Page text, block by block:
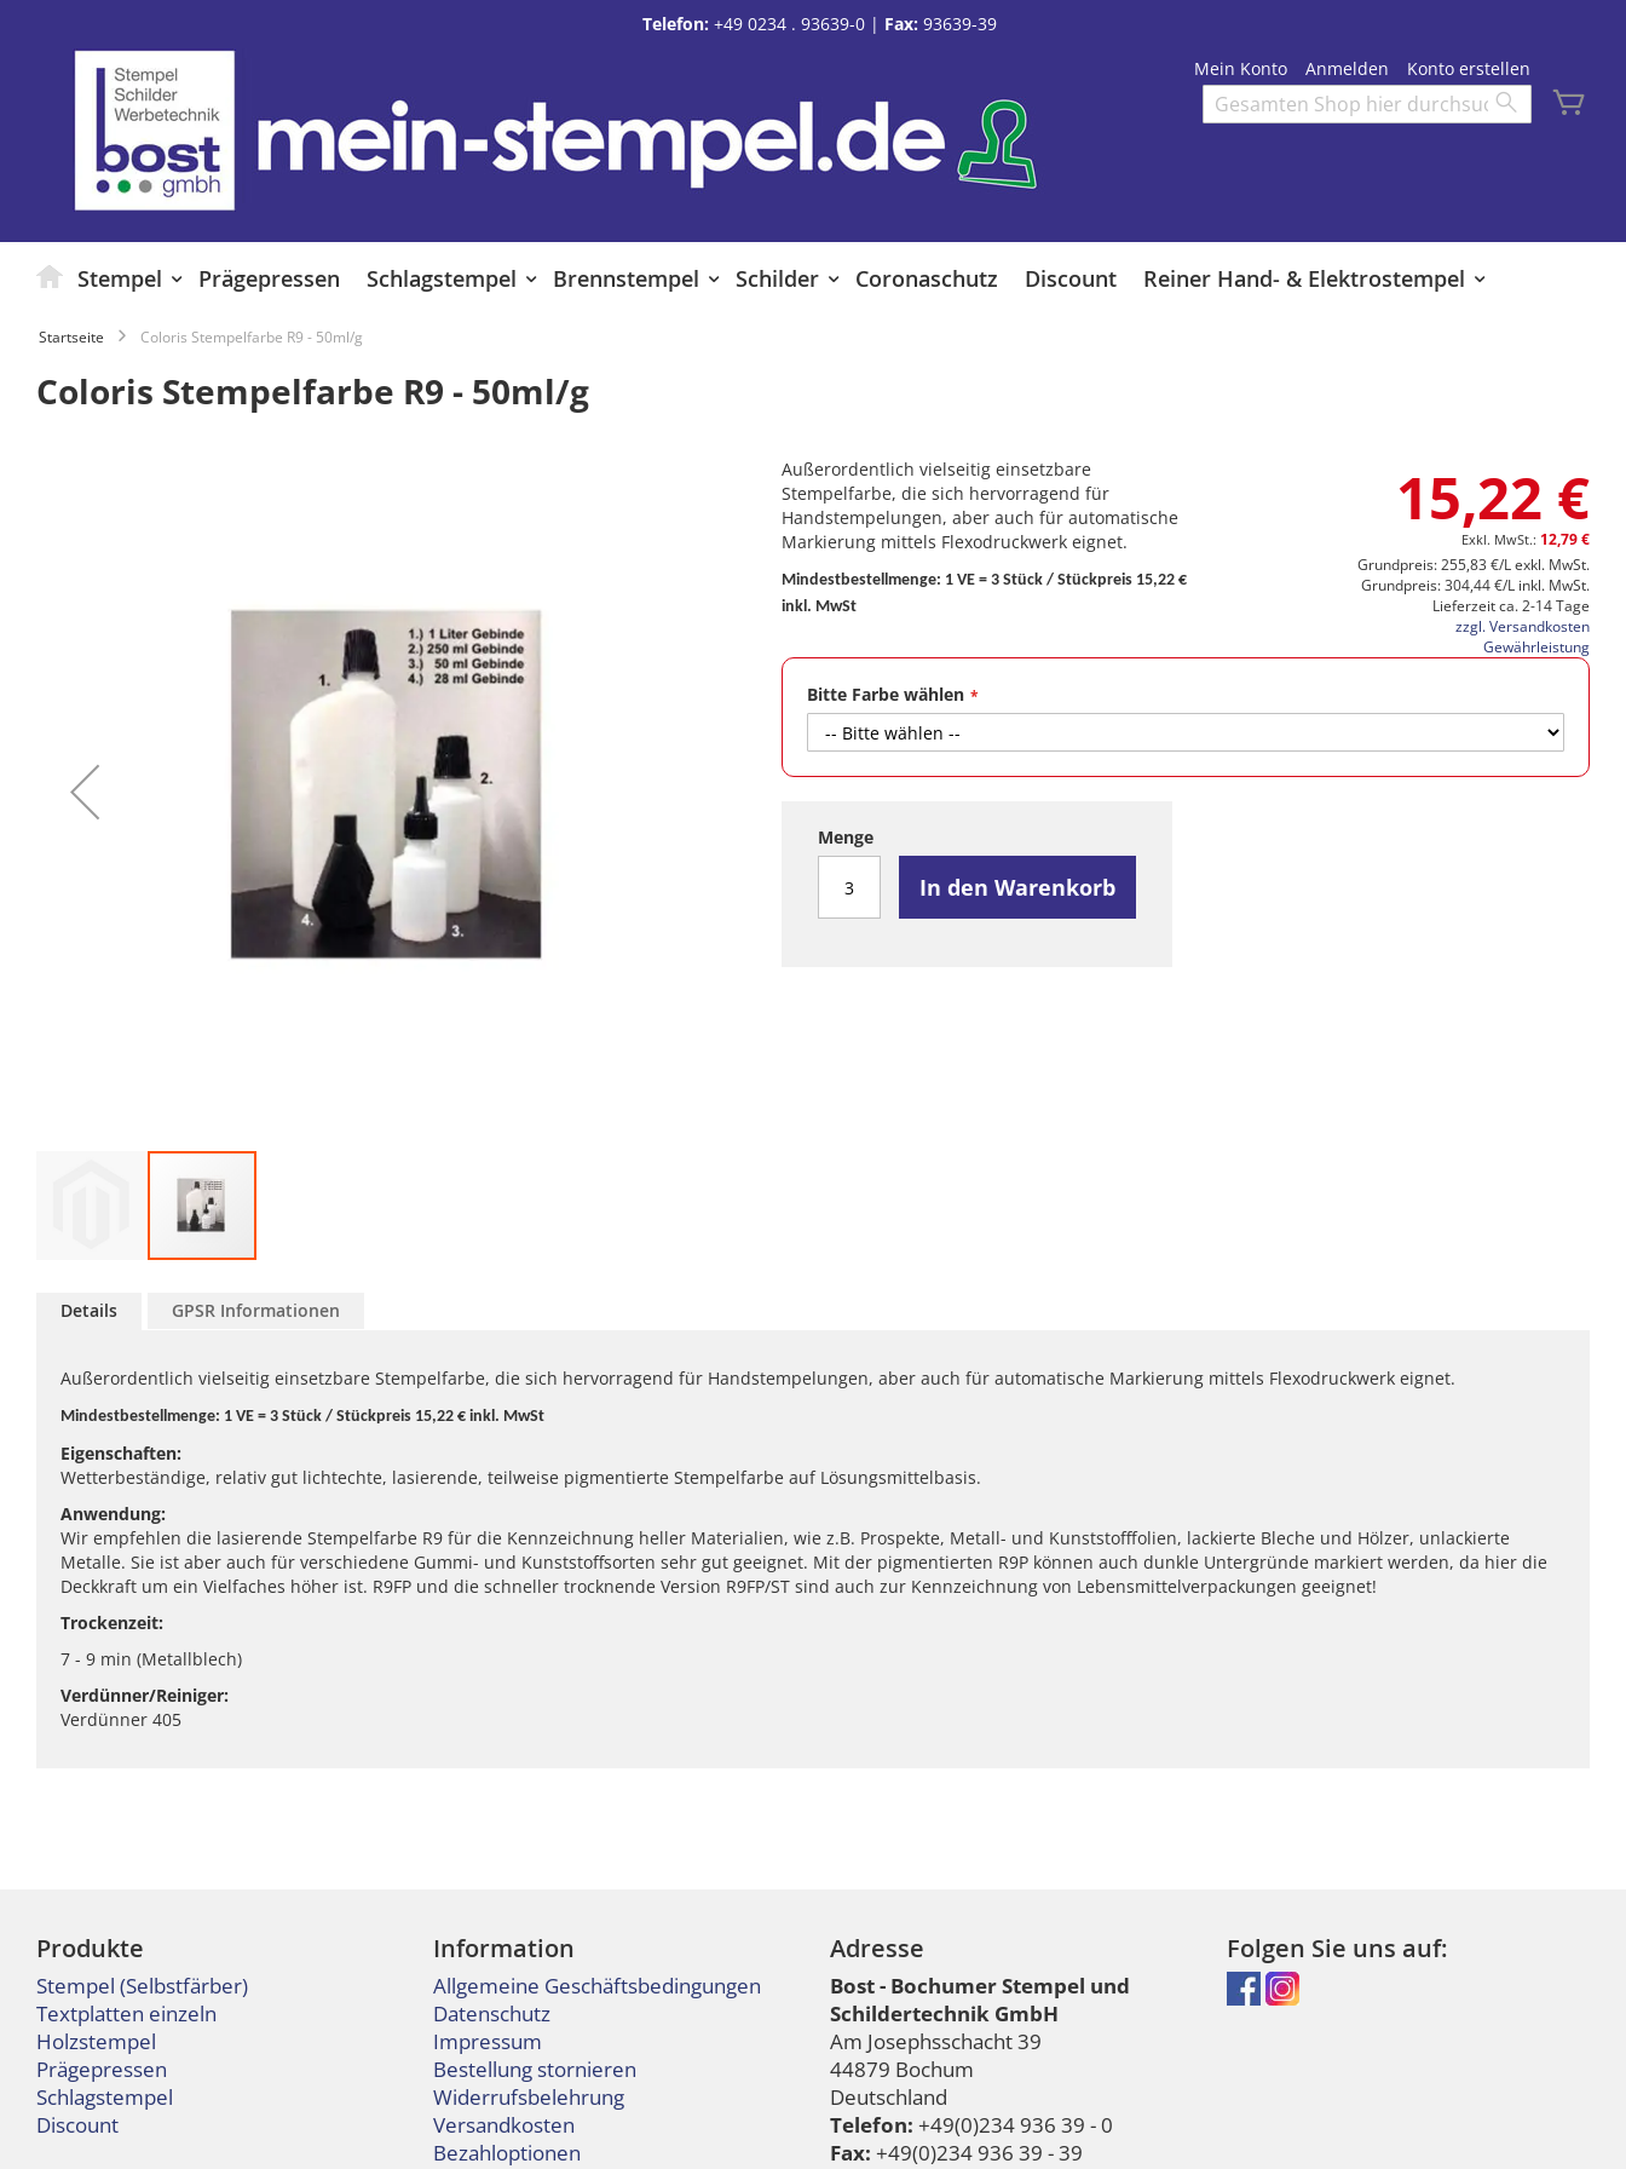
Telefon: +49 0234 . 93639-0| Fax: 93639-39
Mein Konto
Anmelden Konto erstellen
Search
Stempel Prägepressen Schlagstempel Brennstempel Schilder Coronaschutz Discount Reiner Hand- & Elektrostempel
Startseite Coloris Stempelfarbe R9 - 50ml/g
Coloris Stempelfarbe R9 - 50ml/g
der
springen
15,22 €
12,79 €
Grundpreis: 255,83 €/L exkl. MwSt.
Grundpreis: 304,44 €/L inkl. MwSt.
Lieferzeit ca. 2-14 Tage
zzgl. Versandkosten
Gewährleistung
Außerordentlich vielseitig einsetzbare
Stempelfarbe, die sich hervorragend für
Handstempelungen, aber auch für automatische
Markierung mittels Flexodruckwerk eignet.
Mindestbestellmenge: 1 VE = 3 Stück / Stückpreis 15,22 €
inkl. MwSt
Bitte Farbe wählen
Menge
In den Warenkorb
Details
Außerordentlich vielseitig einsetzbare Stempelfarbe, die sich hervorragend für Handstempelungen, aber auch für automatische Markierung mittels Flexodruckwerk eignet.
Mindestbestellmenge: 1 VE = 3 Stück / Stückpreis 15,22 € inkl. MwSt
Eigenschaften:
Wetterbeständige, relativ gut lichtechte, lasierende, teilweise pigmentierte Stempelfarbe auf Lösungsmittelbasis.
Anwendung:
Wir empfehlen die lasierende Stempelfarbe R9 für die Kennzeichnung heller Materialien, wie z.B. Prospekte, Metall- und Kunststofffolien, lackierte Bleche und Hölzer, unlackierte
Metalle. Sie ist aber auch für verschiedene Gummi- und Kunststoffsorten sehr gut geeignet. Mit der pigmentierten R9P können auch dunkle Untergründe markiert werden, da hier die
Deckkraft um ein Vielfaches höher ist. R9FP und die schneller trocknende Version R9FP/ST sind auch zur Kennzeichnung von Lebensmittelverpackungen geeignet!
Trockenzeit:
7 - 9 min (Metallblech)
Verdünner/Reiniger:
Verdünner 405
GPSR Informationen
Produkte
Stempel (Selbstfärber)
Textplatten einzeln
Holzstempel
Prägepressen
Schlagstempel
Discount
Information
Allgemeine Geschäftsbedingungen
Datenschutz
Impressum
Bestellung stornieren
Widerrufsbelehrung
Versandkosten
Bezahloptionen
Adresse
Bost - Bochumer Stempel und
Schildertechnik GmbH
Am Josephsschacht 39
44879 Bochum
Deutschland
Telefon: +49(0)234 936 39 - 0
Fax: +49(0)234 936 39 - 39
Folgen Sie uns auf: